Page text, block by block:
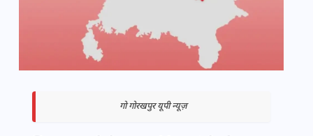
गो गोरखपुर यूपी न्यूज़